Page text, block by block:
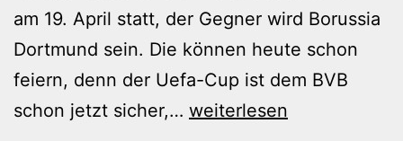
am 19. April statt, der Gegner wird Borussia
Dortmund sein. Die können heute schon
feiern, denn der Uefa-Cup ist dem BVB
schon jetzt sicher,… Berlin,
weiterlesen